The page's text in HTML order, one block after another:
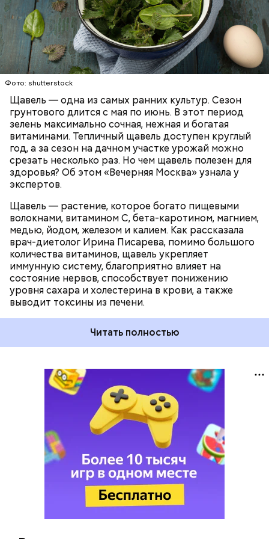
Фото: shutterstock
Щавель — одна из самых ранних культур. Сезон
грунтового длится с мая по июнь. В этот период
зелень максимально сочная, нежная и богатая
витаминами. Тепличный щавель доступен круглый
год, а за сезон на дачном участке урожай можно
срезать несколько раз. Но чем щавель полезен для
здоровья? Об этом «Вечерняя Москва» узнала у
экспертов.
Щавель — растение, которое богато пищевыми
волокнами, витамином С, бета-каротином, магнием,
медью, йодом, железом и калием. Как рассказала
врач-диетолог Ирина Писарева, помимо большого
количества витаминов, щавель укрепляет
иммунную систему, благоприятно влияет на
состояние нервов, способствует понижению
уровня сахара и холестерина в крови, а также
выводит токсины из печени.
Опасность же щавеля состоит в том, что он
содержит большое количество щавелевой кислоты,
которая может способствовать образованию
Читать полностью
ЗДОРОВЬЕ ВРАЧИ
РАСТЕНИЯ
ПРОДУКТЫ
Диетолог отметила, что норма потребления
чеснока сугубо индивидуальна.
— Я советую есть не более одного зубчика чеснока
в сыром виде в день. Тем не менее некоторым
людям стоит вообще отказаться от данного
продукта. Например, тем, у кого есть проблемы с
желудочно-кишечным трактом. Эфирные масла
оказывают раздражающее действие на слизистые
оболочки кишечника и могут вызвать обострение,
По словам эксперта, чеснок хорошо разжижает
кровь, поэтому его полезно есть людям с